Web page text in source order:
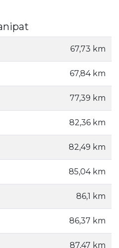
67,73 km
67,84 km
77,39 km
82,36 km
82,49 km
85,04 km
86,1 km
86,37 km
87,47 km